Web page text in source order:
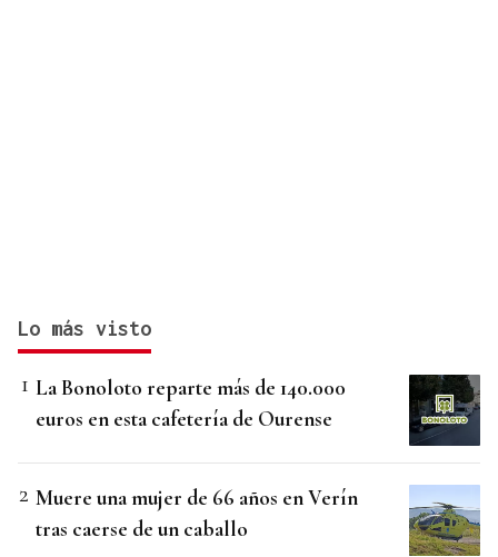
Lo más visto
La Bonoloto reparte más de 140.000
euros en esta cafetería de Ourense
Muere una mujer de 66 años en Verín
tras caerse de un caballo